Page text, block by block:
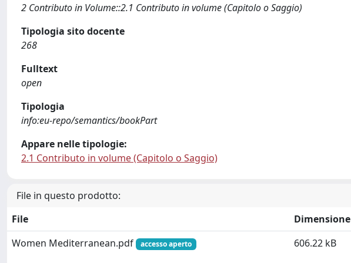
2 Contributo in Volume::2.1 Contributo in volume (Capitolo o Saggio)
Tipologia sito docente
268
Fulltext
open
Tipologia
info:eu-repo/semantics/bookPart
Appare nelle tipologie:
2.1 Contributo in volume (Capitolo o Saggio)
File in questo prodotto:
File
Dimensione
Women Mediterranean.pdf
accesso aperto 606.22 kB